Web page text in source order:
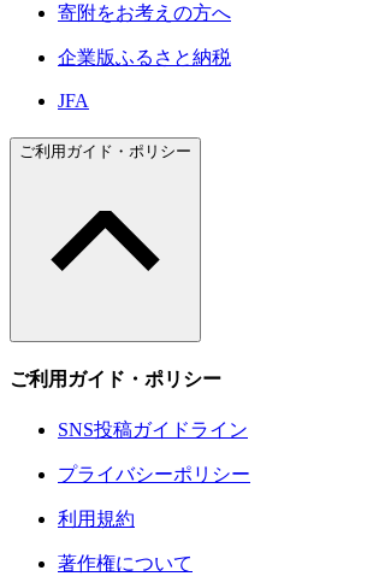
寄附をお考えの方へ
企業版ふるさと納税
JFA
ご利用ガイド・ポリシー
ご利用ガイド・ポリシー
SNS投稿ガイドライン
プライバシーポリシー
利用規約
著作権について